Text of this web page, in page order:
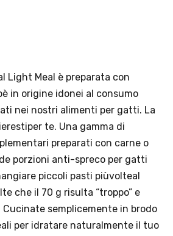
Light Meal è preparata con
in origine idonei al consumo
nei nostri alimenti per gatti. La
te. Una gamma di
preparati con carne o
porzioni anti-spreco per gatti
piccoli pasti piùvolteal
che il 70 g risulta “troppo” e
Cucinate semplicemente in brodo
per idratare naturalmente il tuo
-5% su Platinum
Platinum al carrello e ricevi il 5
spedizione tramite InPost.